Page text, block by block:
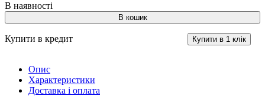
В кошик
Купити в кредит Купити в 1 клік
Опис
Характеристики
Доставка і оплата